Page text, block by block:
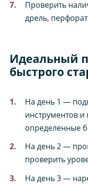
Проверить
дрель,
Идеальный
быстрого
На день 1 —
инструментов и
определенные
На день 2 —
проверить
На день 3 —